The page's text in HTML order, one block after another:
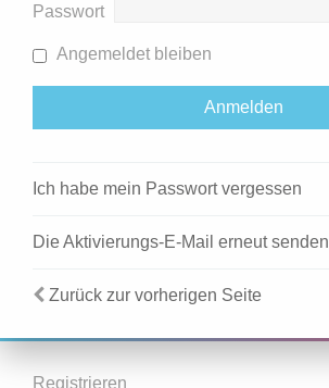
Passwort
Angemeldet bleiben
Ich habe mein Passwort vergessen
Die Aktivierungs-E-Mail erneut senden
Zurück zur vorherigen Seite
Registrieren